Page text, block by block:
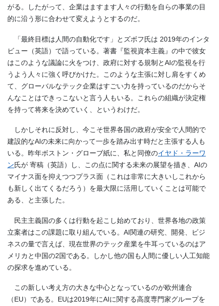
がる。したがって、企業はますます人々の行動を自らの事業の目
的に沿う形に合わせて変えようとするのだ。
「最終目標は人間の自動化です」とズボフ氏は 2019年のインタ
ビュー（英語）で語っている。著書『監視資本主義』の中で彼女
はこのような議論に火をつけ、政府に対する規制とAIの監視を行
うよう人々に強く呼びかけた。このような主張に対し肩をすくめ
て、グローバルなテック企業はすごい力を持っているのだからそ
んなことはできっこないと言う人もいる。これらの組織が決定権
を持って将来を決めていく、というわけだ。
しかしそれに反対し、今こそ世界各国の政府が安全で人間的で
建設的なAIの未来に向かって一歩を踏み出す時だと主張する人も
いる。昨年ボストン・グローブ紙に、私と同僚のイヤド・ラーワ
ン氏が 寄稿（英語）し、この点に関する未来の展望を描き、AIの
マイナス面を抑えつつプラス面（これは非常に大きいしこれから
も新しく出てくるだろう）を最大限に活用していくことは可能で
ある、と主張した。
民主主義国の多くは行動を起こし始めており、世界各地の政策
立案者はこの課題に取り組んでいる。AI関連の研究、開発、ビジ
ネスの量で言えば、現在世界のテック産業を牛耳っているのはア
メリカと中国の2国である。しかし他の国も人間に優しい人工知能
の探求を進めている。
この新しい考え方の大きな中心となっているのが欧州連合
（EU）である。EUは2019年にAIに関する高度専門家グループを